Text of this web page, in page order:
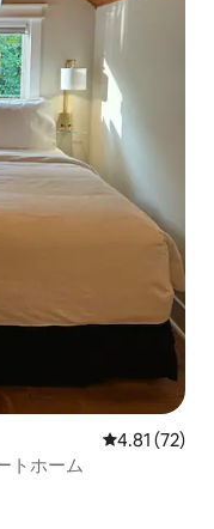
レビュー72
4.81 (72)
トホーム